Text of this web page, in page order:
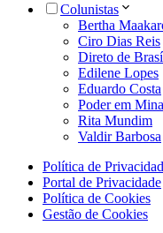
Colunistas
Bertha
Ciro Dias Reis
Direto de
Edilene Lopes
Eduardo Costa
Poder em
Rita Mundim
Valdir Barbosa
Política de
Portal de Privacidade
Política de Cookies
Gestão de Cookies